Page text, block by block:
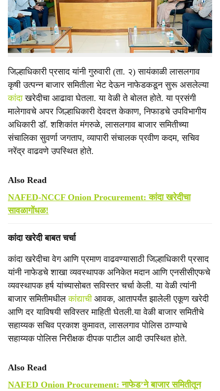
e
आवारात दर्शनी भागात जनजागृतीपर फलक लावावेत, तसेच दोन
कर्मचाऱ्यांची नियुक्ती करून शेतकऱ्यांना कांद्याचे दर आणि
नियमावलीची माहिती द्यावी, असे निर्देश जिल्हाधिकारी आयुष प्रसाद
यांनी दिले.
जिल्हाधिकारी प्रसाद यांनी गुरुवारी (ता. २) सायंकाळी लासलगाव
कृषी उत्पन्न बाजार समितीला भेट देऊन नाफेडकडून सुरू असलेल्या
कांदाखरेदीचा आढावा घेतला. या वेळी ते बोलत होते. या प्रसंगी
मालेगावचे अपर जिल्हाधिकारी देवदत्त केकाण, निफाडचे उपविभागीय
अधिकारी डॉ. शशिकांत मंगरुळे, लासलगाव बाजार समितीच्या
संचालिका सुवर्णा जगताप, व्यापारी संचालक प्रवीण कदम, सचिव
नरेंद्र वाढवणे उपस्थित होते.
Also Read
NAFED-NCCF Onion Procurement: कांदा खरेदीचा
सावळागोंधळ!
कांदा खरेदी बाबत चर्चा
कांदा खरेदीचा वेग आणि प्रमाण वाढवण्यासाठी जिल्हाधिकारी प्रसाद
यांनी नाफेडचे शाखा व्यवस्थापक अनिकेत मदान आणि एनसीसीएफचे
व्यवस्थापक हर्ष यांच्यासोबत सविस्तर चर्चा केली. या वेळी त्यांनी
बाजार समितीमधीलकांद्याची आवक, आतापर्यंत झालेली एकूण खरेदी
आणि दर याविषयी सविस्तर माहिती घेतली.या वेळी बाजार समितीचे
सहाय्यक सचिव प्रकाश कुमावत, लासलगाव पोलिस ठाण्याचे
सहाय्यक पोलिस निरीक्षक दीपक पाटील आदी उपस्थित होते.
Also Read
NAFED Onion Procurement: नाफेड’ने बाजार समितीतून